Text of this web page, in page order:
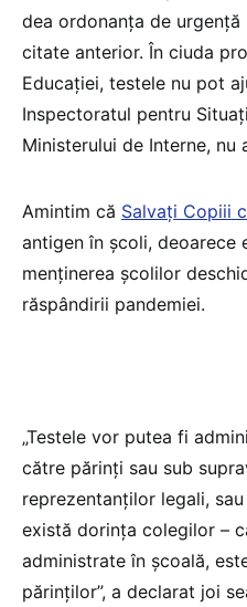
dea ordonanța de
citate anterior. În ciuda
Educației, testele nu pot
Inspectoratul pentru
Ministerului de Interne, nu
Amintim că Salvați Copiii
antigen în școli, deoarece
menținerea școlilor
răspândirii pandemiei.
„Testele vor putea fi
către părinți sau sub
reprezentanților legali,
există dorința colegilor –
administrate în școală,
părinților”, a declarat joi